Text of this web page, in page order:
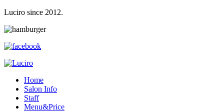
Luciro since 2012.
Home
Salon Info
Staff
Menu&Price